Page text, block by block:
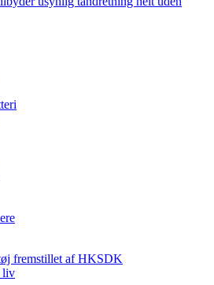
fremstillet af HKSDK
liv